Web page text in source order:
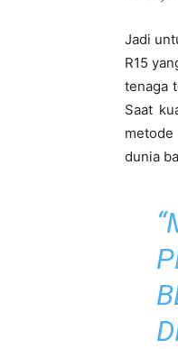
Jadi
R15
tenaga
Saat
dunia